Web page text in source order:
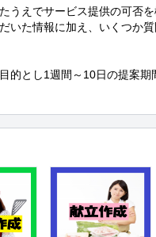
うえでサービス提供の可否を
いた情報に加え、いくつか
的とし1週間～10日の提案